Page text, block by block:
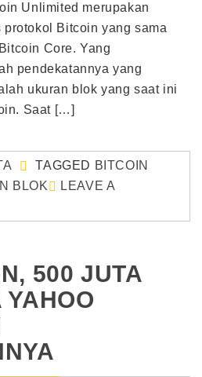
Unlimited merupakan
Bitcoin yang sama
Core. Yang
pendekatannya yang
ukuran blok yang saat ini
Saat […]
TAGGED BITCOIN
BLOK
LEAVE A
500 JUTA
YAHOO